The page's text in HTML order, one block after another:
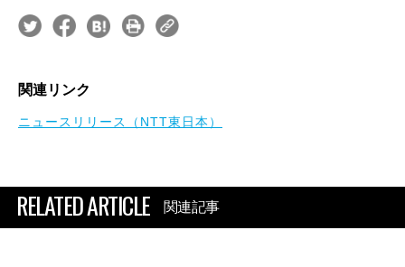
関連リンク
ニュースリリース（NTT東日本）
RELATED ARTICLE 関連記事